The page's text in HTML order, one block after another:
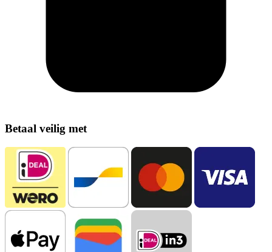
Betaal veilig met